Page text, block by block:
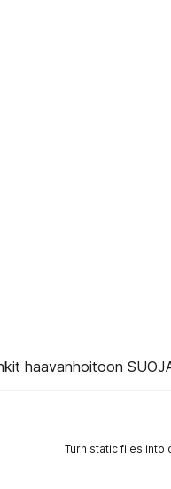
haavanhoitoon
Turn static files into